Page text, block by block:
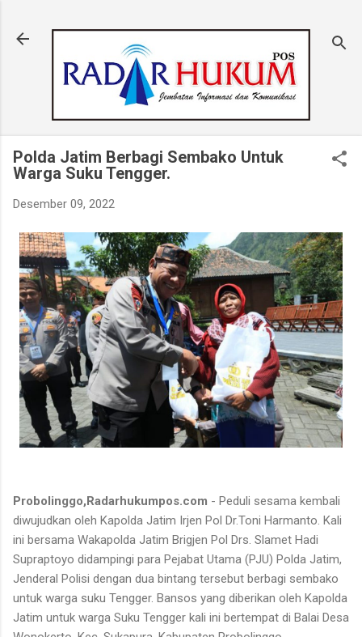
Polda Jatim Berbagi Sembako Untuk
Warga Suku Tengger.
Desember 09, 2022
Probolinggo,Radarhukumpos.com - Peduli sesama kembali
diwujudkan oleh Kapolda Jatim Irjen Pol Dr.Toni Harmanto. Kali
ini bersama Wakapolda Jatim Brigjen Pol Drs. Slamet Hadi
Supraptoyo didampingi para Pejabat Utama (PJU) Polda Jatim,
Jenderal Polisi dengan dua bintang tersebut berbagi sembako
untuk warga suku Tengger. Bansos yang diberikan oleh Kapolda
Jatim untuk warga Suku Tengger kali ini bertempat di Balai Desa